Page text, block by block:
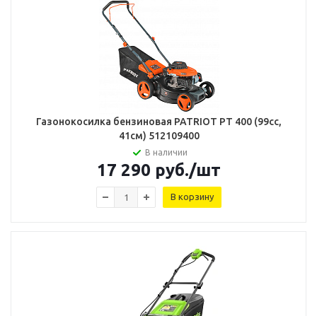
Газонокосилка бензиновая PATRIOT PT 400 (99cc,
41см) 512109400
В наличии
17 290 руб./шт
В корзину